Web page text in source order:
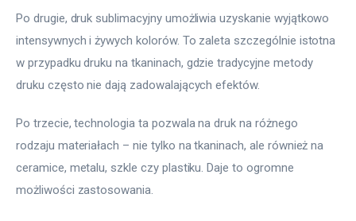
Po drugie, druk sublimacyjny umożliwia uzyskanie wyjątkowo
intensywnych i żywych kolorów. To zaleta szczególnie istotna
w przypadku druku na tkaninach, gdzie tradycyjne metody
druku często nie dają zadowalających efektów.
Po trzecie, technologia ta pozwala na druk na różnego
rodzaju materiałach – nie tylko na tkaninach, ale również na
ceramice, metalu, szkle czy plastiku. Daje to ogromne
możliwości zastosowania.